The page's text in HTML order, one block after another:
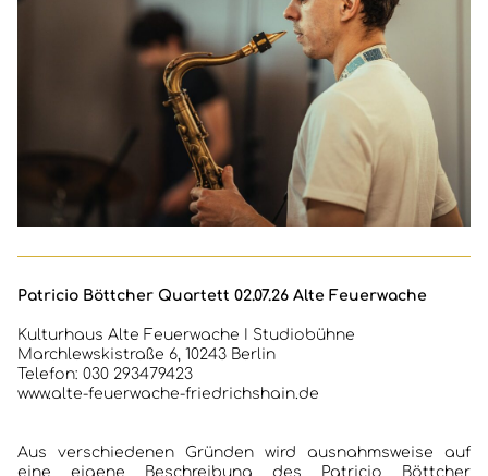
Patricio Böttcher Quartett 02.07.26 Alte Feuerwache
Kulturhaus Alte Feuerwache I Studiobühne
Marchlewskistraße 6, 10243 Berlin
Telefon: 030 293479423
www.alte-feuerwache-friedrichshain.de
Aus verschiedenen Gründen wird ausnahmsweise auf
eine eigene Beschreibung des Patricio Böttcher